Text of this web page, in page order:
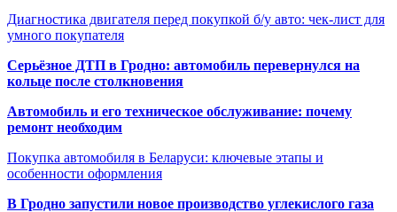
Диагностика двигателя перед покупкой б/у авто: чек-лист для
умного покупателя
Серьёзное ДТП в Гродно: автомобиль перевернулся на
кольце после столкновения
Автомобиль и его техническое обслуживание: почему
ремонт необходим
Покупка автомобиля в Беларуси: ключевые этапы и
особенности оформления
В Гродно запустили новое производство углекислого газа